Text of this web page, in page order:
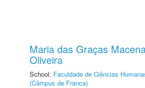
Maria das Graças
Oliveira
School: Faculdade de Ciências
(Câmpus de Franca)